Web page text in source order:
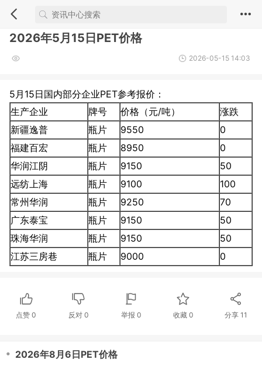
2026年5月15日PET价格
2026-05-15 14:03
5月15日国内部分企业PET参考报价：
生产企业
牌号 价格（元/吨）
涨跌
新疆逸普
瓶片 9550
0
福建百宏
瓶片 8950
0
华润江阴
瓶片 9150
50
远纺上海
瓶片 9100
100
常州华润
瓶片 9250
70
广东泰宝
瓶片 9150
50
珠海华润
瓶片 9150
50
江苏三房巷
瓶片 9000 0
点赞0 反对 0 举报 0 收藏 0 分享 11
・ 2026年8月6日PET价格